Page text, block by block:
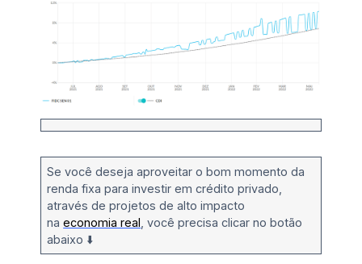
Se você deseja aproveitar o bom momento da
renda fixa para investir em crédito privado,
através de projetos de alto impacto
naeconomia real , você precisa clicar no botão
abaixo ⬇️